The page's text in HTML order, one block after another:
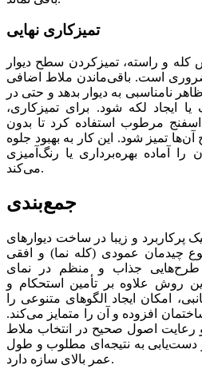
تمیزکاری نهایی
کله و راسته، تمیزکردن سطح دیوار
ضروری است. باقی‌ماندن ملاط اضافی
نامناسبی به دیوار بدهد و حتی در
ایجاد لکه شود. برای تمیزکاری،
مرطوب استفاده کرد تا بدون
تمیز شود. این کار به بهبود جلوه
آماده بهره‌برداری یا رنگ‌آمیزی
می‌کند.
جمع‌بندی
پرکاربرد و زیبا در ساخت دیوارهای
چیدمان عمودی (کله نما) و افقی
طرح‌هایی جذاب و منظم در نمای
روش علاوه بر تأمین استحکام و
امکان ایجاد الگوهای متنوعی را
افزوده و آن را متمایز می‌کند.
و رعایت اصول صحیح در انتخاب ملاط
دست‌یابی به نتیجه‌ای مطلوب و طول
عمر بالای سازه دارد.